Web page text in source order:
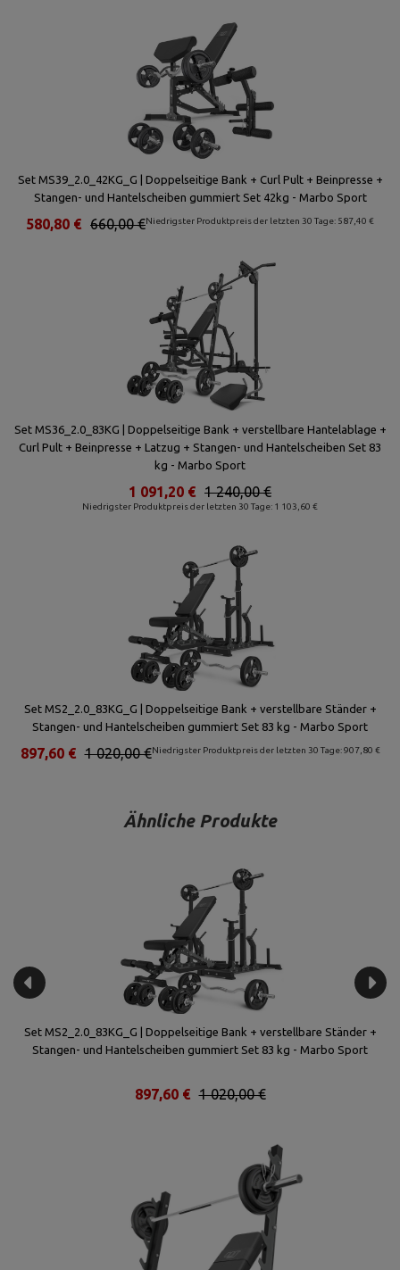
Set MS39_2.0_42KG_G | Doppelseitige Bank + Curl Pult + Beinpresse +
Stangen- und Hantelscheiben gummiert Set 42kg - Marbo Sport
Niedrigster Produktpreis der letzten 30 Tage: 587,40 €
660,00 €
580,80 €
Set MS36_2.0_83KG | Doppelseitige Bank + verstellbare Hantelablage +
Curl Pult + Beinpresse + Latzug + Stangen- und Hantelscheiben Set 83
kg - Marbo Sport
Niedrigster Produktpreis der letzten 30 Tage: 1 103,60 €
1 240,00 €
1 091,20 €
Set MS2_2.0_83KG_G | Doppelseitige Bank + verstellbare Ständer +
Stangen- und Hantelscheiben gummiert Set 83 kg - Marbo Sport
Niedrigster Produktpreis der letzten 30 Tage: 907,80 €
1 020,00 €
897,60 €
Ähnliche Produkte
Set MS2_2.0_83KG_G | Doppelseitige Bank + verstellbare Ständer +
Stangen- und Hantelscheiben gummiert Set 83 kg - Marbo Sport
1 020,00 €
897,60 €